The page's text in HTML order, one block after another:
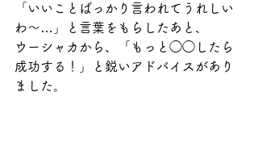
「いいことばっかり言われてうれしい
わ〜…」と言葉をもらしたあと、
ウーシャカから、「もっと◯◯したら
成功する！」と鋭いアドバイスがあり
ました。